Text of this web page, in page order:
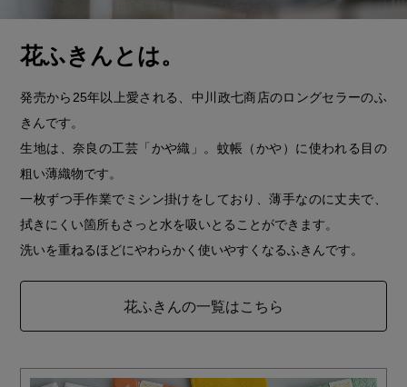
花ふきんとは。
発売から25年以上愛される、中川政七商店のロングセラーのふ
きんです。
生地は、奈良の工芸「かや織」。蚊帳（かや）に使われる目の
粗い薄織物です。
一枚ずつ手作業でミシン掛けをしており、薄手なのに丈夫で、
拭きにくい箇所もさっと水を吸いとることができます。
洗いを重ねるほどにやわらかく使いやすくなるふきんです。
花ふきんの一覧はこちら